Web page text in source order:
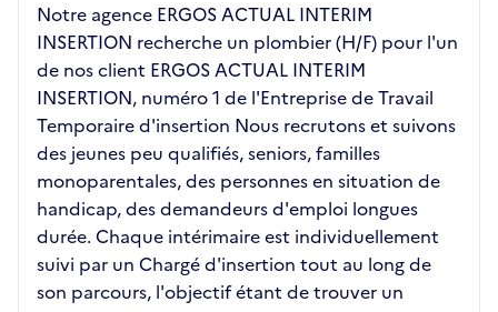
Notre agence ERGOS ACTUAL INTERIM
INSERTION recherche un plombier (H/F) pour l'un
de nos client ERGOS ACTUAL INTERIM
INSERTION, numéro 1 de l'Entreprise de Travail
Temporaire d'insertion Nous recrutons et suivons
des jeunes peu qualifiés, seniors, familles
monoparentales, des personnes en situation de
handicap, des demandeurs d'emploi longues
durée. Chaque intérimaire est individuellement
suivi par un Chargé d'insertion tout au long de
son parcours, l'objectif étant de trouver un